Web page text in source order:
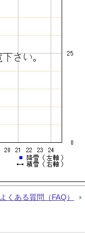
よくある質問（FAQ）